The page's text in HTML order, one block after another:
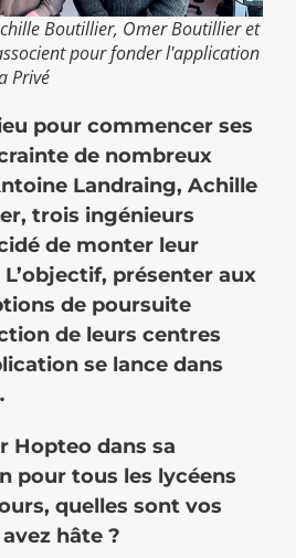
Boutillier, Omer Boutillier et
pour fonder l'application
Privé
pour commencer ses
de nombreux
Landraing, Achille
trois ingénieurs
de monter leur
présenter aux
de poursuite
de leurs centres
se lance dans
Hopteo dans sa
pour tous les lycéens
quelles sont vos
hâte ?